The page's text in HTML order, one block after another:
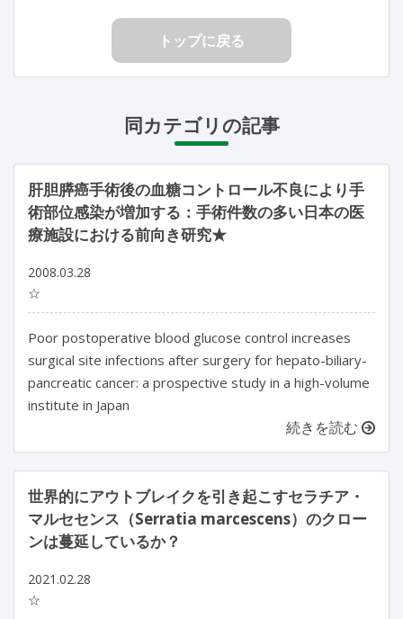
トップに戻る
同カテゴリの記事
肝胆膵癌手術後の血糖コントロール不良により手
術部位感染が増加する：手術件数の多い日本の医
療施設における前向き研究★
2008.03.28
☆
Poor postoperative blood glucose control increases
surgical site infections after surgery for hepato-biliary-
pancreatic cancer: a prospective study in a high-volume
institute in Japan
続きを読む
世界的にアウトブレイクを引き起こすセラチア・
マルセセンス（Serratia marcescens）のクロー
ンは蔓延しているか？
2021.02.28
☆